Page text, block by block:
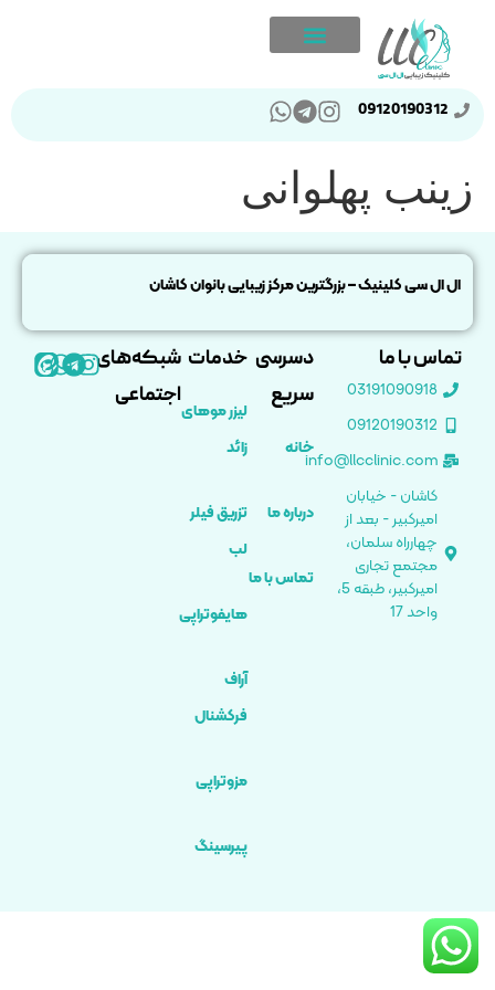
09120190312
زینب پهلوانی
ال ال سی کلینیک – بزرگترین مرکز زیبایی بانوان کاشان
دسرسی
سریع
خانه
درباره ما
تماس با ما
خدمات
لیزر موهای
زائد
تزریق فیلر
لب
هایفوتراپی
آراف
فرکشنال
مزوتراپی
پیرسینگ
شبکه‌های
اجتماعی
تماس با ما
03191090918
09120190312
info@llcclinic.com
کاشان - خیابان
امیرکبیر - بعد از
چهارراه سلمان،
مجتمع تجاری
امیرکبیر، طبقه 5،
واحد 17